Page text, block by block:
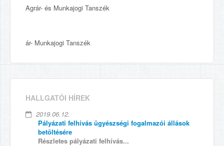
Agrár- és Munkajogi Tanszék
ár- Munkajogi Tanszék
HALLGATÓI HÍREK
2019.06.12.
Pályázati felhívás ügyészségi fogalmazói állások
betöltésére
Részletes pályázati felhívás...